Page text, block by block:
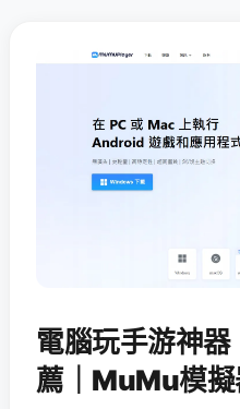
電腦玩手游神
薦｜MuMu模擬